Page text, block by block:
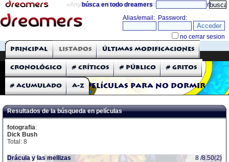
«Anything can happen and it probably will» directorio
búsca en todo dreamers
THE DREAMERS
Críticas: Películas
Películas para no dormir
Principal Listados Últimas modificaciones
Cronológico # Críticos # Público # Gritos
# Acumulado A-Z
Resultados de la búsqueda en películas
fotografia:
Dick Bush
Total: 8
Drácula y las mellizas
8 /8.50(2)